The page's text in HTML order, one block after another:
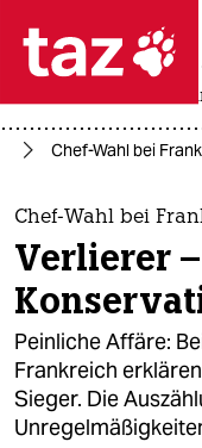

themen
politik
öko
gesellschaft
kultur
usa
Chef-Wahl bei
Chef-Wahl bei
Verlierer
Peinliche Affäre:
Frankreich
Sieger. Die